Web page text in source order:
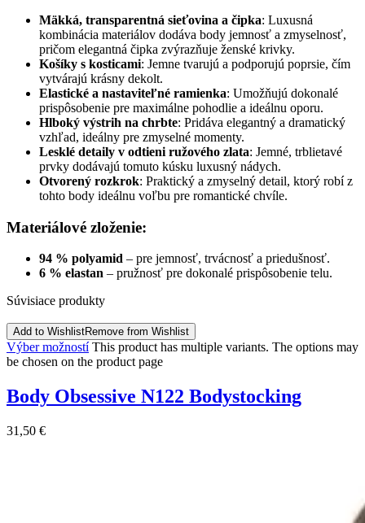
Mäkká, transparentná sieťovina a čipka: Luxusná
kombinácia materiálov dodáva body jemnosť a zmyselnosť,
pričom elegantná čipka zvýrazňuje ženské krivky.
Košíky s kosticami: Jemne tvarujú a podporujú poprsie, čím
vytvárajú krásny dekolt.
Elastické a nastaviteľné ramienka: Umožňujú dokonalé
prispôsobenie pre maximálne pohodlie a ideálnu oporu.
Hlboký výstrih na chrbte: Pridáva elegantný a dramatický
vzhľad, ideálny pre zmyselné momenty.
Lesklé detaily v odtieni ružového zlata: Jemné, trblietavé
prvky dodávajú tomuto kúsku luxusný nádych.
Otvorený rozkrok: Praktický a zmyselný detail, ktorý robí z
tohto body ideálnu voľbu pre romantické chvíle.
Materiálové zloženie:
94 % polyamid – pre jemnosť, trvácnosť a priedušnosť.
6 % elastan – pružnosť pre dokonalé prispôsobenie telu.
Súvisiace produkty
Add to WishlistRemove from Wishlist
Výber možností This product has multiple variants. The options may
be chosen on the product page
Body Obsessive N122 Bodystocking
31,50 €